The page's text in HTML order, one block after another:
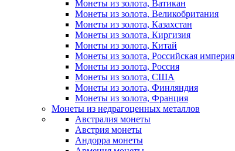
Монеты из золота, Ватикан
Монеты из золота, Великобритания
Монеты из золота, Казахстан
Монеты из золота, Киргизия
Монеты из золота, Китай
Монеты из золота, Российская империя
Монеты из золота, Россия
Монеты из золота, США
Монеты из золота, Финляндия
Монеты из золота, Франция
Монеты из недрагоценных металлов
Австралия монеты
Австрия монеты
Андорра монеты